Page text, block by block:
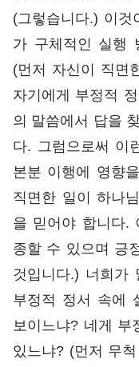
(그렇습니다.) 이것
가 구체적인 실행
(먼저 자신이 직면
자기에게 부정적
의 말씀에서 답을
다. 그럼으로써 이
본분 이행에 영향
직면한 일이 하나
을 믿어야 합니다.
종할 수 있으며 긍
것입니다.) 너희가
부정적 정서 속에
보이느냐? 네게
있느냐? (먼저 무